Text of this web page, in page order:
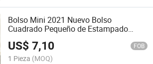
Bolso Mini 2021 Nuevo Bolso
Cuadrado Pequeño de Estampado
Versátil Bandolera Cruzada Bolso para
Móvil
US$7,10 FOB
1 Pieza (MOQ)